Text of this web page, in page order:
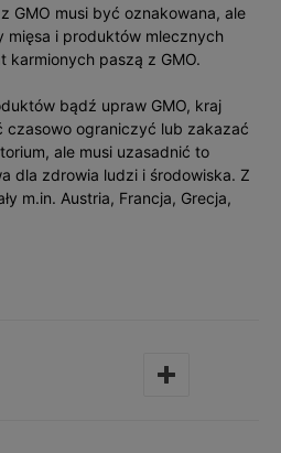
GMO musi być oznakowana, ale
i produktów mlecznych
paszą z GMO.
bądź upraw GMO, kraj
czasowo ograniczyć lub zakazać
ale musi uzasadnić to
dla zdrowia ludzi i środowiska. Z
m.in. Austria, Francja, Grecja,